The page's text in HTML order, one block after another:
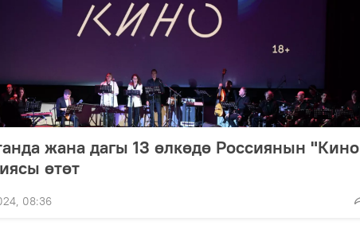
жана дагы 13 өлкөдө Россиянын "Кино
өтөт
08:36